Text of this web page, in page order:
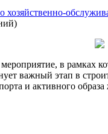
)
в рамках
важный этап в
и активного